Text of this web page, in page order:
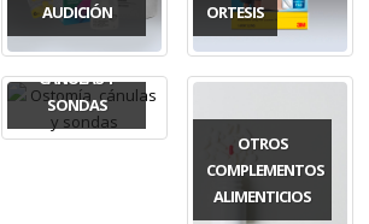
AUDICIÓN
ORTESIS
OSTOMÍA,
CÁNULAS Y
SONDAS
OTROS
COMPLEMENTOS
ALIMENTICIOS